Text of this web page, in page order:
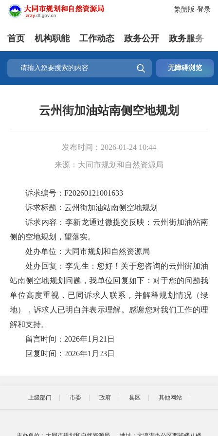
登录
繁體版
首页 机构职能 工作动态 政务公开 政务服务
 无障碍浏览
云州街加油站南侧空地规划
发布时间： 2026-01-24 10:44
来源： 大同市规划和自然资源局
诉求编号：F20260121001633
诉求标题：云州街加油站南侧空地规划
诉求内容：李新龙通过微提交反映：云州街加油站南
侧的空地规划，望落实。
处办单位：大同市规划和自然资源局
处办回复：李先生：您好！关于您咨询的云州街加油
站南侧空地规划问题，我单位回复如下：对于您的问题我
单位高度重视，已同诉求人联系，并解释规划情况（绿
地），诉求人已明白并表示理解。感谢您对我们工作的理
解和支持。
留言时间：2026年1月21日
回复时间：2026年1月23日
上级部门 市委 政府 县区 其他网站